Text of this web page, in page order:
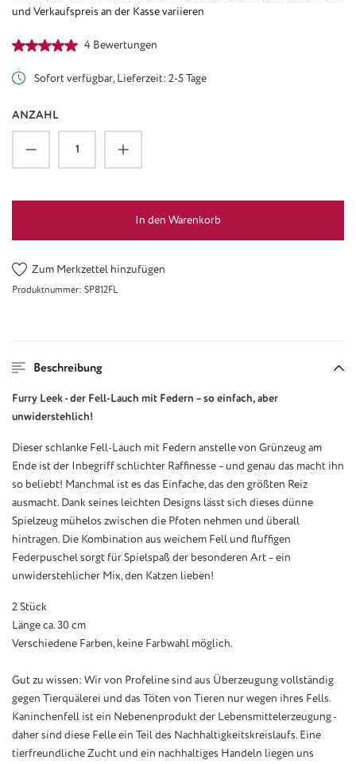
und Verkaufspreis an der Kasse variieren
Durchschnittliche Bewertung von 5 von 5 Sternen
4 Bewertungen
Sofort verfügbar, Lieferzeit: 2-5 Tage
ANZAHL
Produkt Anzahl: Gib den gewünschten Wert
In den Warenkorb
Zum Merkzettel hinzufügen
Produktnummer: SP812FL
Beschreibung
Furry Leek - der Fell-Lauch mit Federn – so einfach, aber
unwiderstehlich!
Dieser schlanke Fell-Lauch mit Federn anstelle von Grünzeug am
Ende ist der Inbegriff schlichter Raffinesse – und genau das macht ihn
so beliebt! Manchmal ist es das Einfache, das den größten Reiz
ausmacht. Dank seines leichten Designs lässt sich dieses dünne
Spielzeug mühelos zwischen die Pfoten nehmen und überall
hintragen. Die Kombination aus weichem Fell und fluffigen
Federpuschel sorgt für Spielspaß der besonderen Art – ein
unwiderstehlicher Mix, den Katzen lieben!
2 Stück
Länge ca. 30 cm
Verschiedene Farben, keine Farbwahl möglich.
Gut zu wissen: Wir von Profeline sind aus Überzeugung vollständig
gegen Tierquälerei und das Töten von Tieren nur wegen ihres Fells.
Kaninchenfell ist ein Nebenenprodukt der Lebensmittelerzeugung -
daher sind diese Felle ein Teil des Nachhaltigkeitskreislaufs. Eine
tierfreundliche Zucht und ein nachhaltiges Handeln liegen uns